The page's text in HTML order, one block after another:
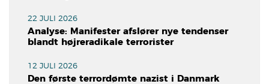
22 JULI 2026
Analyse: Manifester afslører nye tendenser
blandt højreradikale terrorister
12 JULI 2026
Den første terrordømte nazist i Danmark